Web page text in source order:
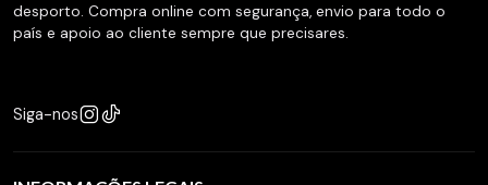
desporto. Compra online com segurança, envio para todo o
país e apoio ao cliente sempre que precisares.
Siga-nos